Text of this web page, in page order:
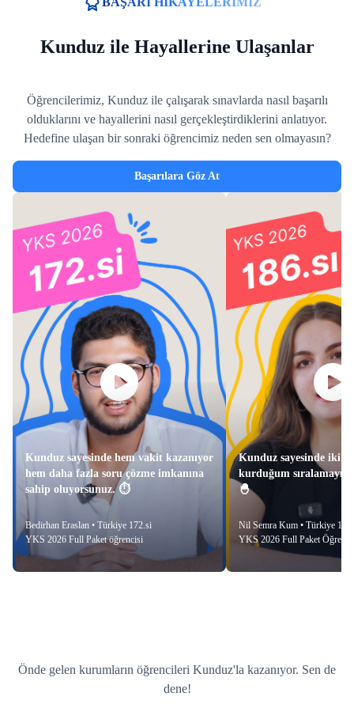
Kunduz ile Hayallerine Ulaşanlar
Öğrencilerimiz, Kunduz ile çalışarak sınavlarda nasıl başarılı
olduklarını ve hayallerini nasıl gerçekleştirdiklerini anlatıyor.
Hedefine ulaşan bir sonraki öğrencimiz neden sen olmayasın?
Başarılara Göz At
Kunduz sayesinde hem vakit kazanıyor
hem daha fazla soru çözme imkanına
sahip oluyorsunuz. ⏱️
Bedirhan Eraslan • Türkiye 172.si
YKS 2026 Full Paket öğrencisi
Kunduz sayesinde iki
kurduğum sıralamayı
🐣
Nil Semra Kum • Türkiye
YKS 2026 Full Paket
Önde gelen kurumların öğrencileri Kunduz'la kazanıyor. Sen de
dene!